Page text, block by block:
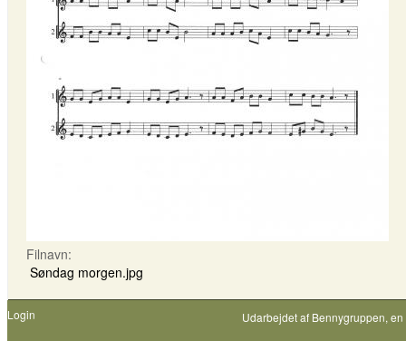
Filnavn:
Søndag morgen.jpg
Login Udarbejdet af Bennygruppen,